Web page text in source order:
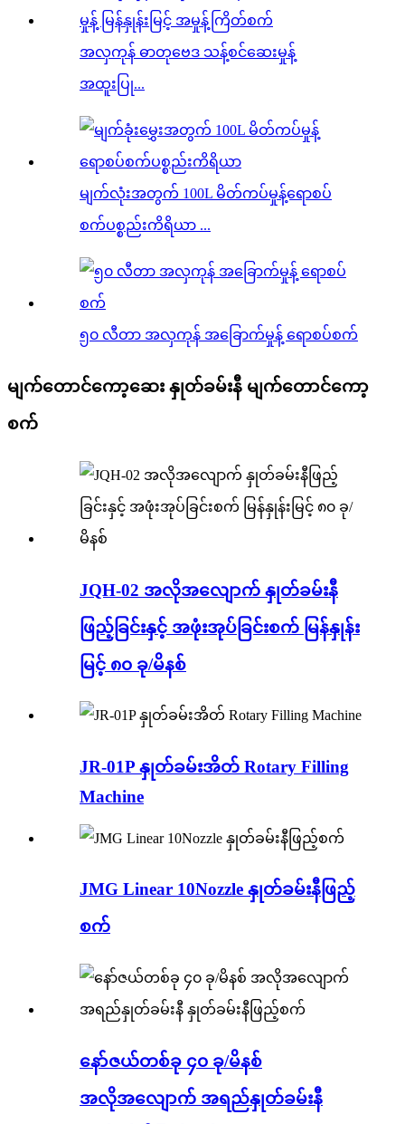
အလှကုန် ဓာတုဗေဒ သန့်စင်ဆေးမှုန့်
အထူးပြု...
မျက်လုံးအတွက် 100L မိတ်ကပ်မှုန့်ရောစပ်
စက်ပစ္စည်းကိရိယာ ...
၅၀ လီတာ အလှကုန် အခြောက်မှုန့် ရောစပ်စက်
မျက်တောင်ကော့ဆေး နှုတ်ခမ်းနီ မျက်တောင်ကော့
စက်
JQH-02 အလိုအလျောက် နှုတ်ခမ်းနီ
ဖြည့်ခြင်းနှင့် အဖုံးအုပ်ခြင်းစက် မြန်နှုန်း
မြင့် ၈၀ ခု/မိနစ်
JR-01P နှုတ်ခမ်းအိတ် Rotary Filling
Machine
JMG Linear 10Nozzle နှုတ်ခမ်းနီဖြည့်
စက်
နော်ဇယ်တစ်ခု ၄၀ ခု/မိနစ်
အလိုအလျောက် အရည်နှုတ်ခမ်းနီ